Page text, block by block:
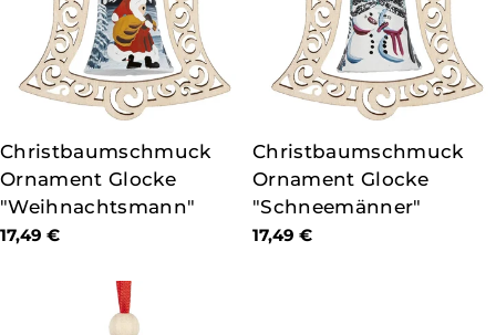
TYP:
Christbaumschmuck
Ornament Glocke
"Weihnachtsmann"
Regulärer
17,49 €
TYP:
Christbaumschmuck
Ornament Glocke
"Schneemänner"
Regulärer
17,49 €